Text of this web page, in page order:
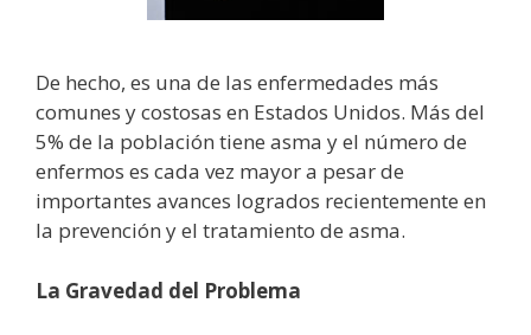
De hecho, es una de las enfermedades más
comunes y costosas en Estados Unidos. Más del
5% de la población tiene asma y el número de
enfermos es cada vez mayor a pesar de
importantes avances logrados recientemente en
la prevención y el tratamiento de asma.
La Gravedad del Problema